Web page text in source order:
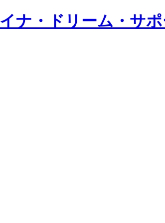
ナ・ドリーム・サ